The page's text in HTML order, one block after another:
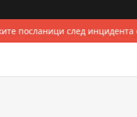
посланици след инцидента